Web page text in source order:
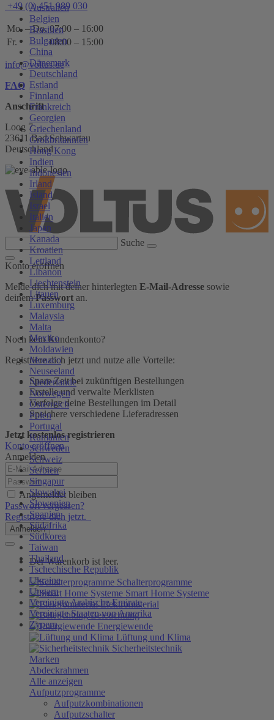
Australien
Belgien
Brasilien
Bulgarien
China
Dänemark
Deutschland
Estland
Finnland
Frankreich
Georgien
Griechenland
Großbritannien
Hong Kong
Indien
Indonesien
Irland
Island
Israel
Italien
Japan
Kanada
Kroatien
Lettland
Libanon
Liechtenstein
Litauen
Luxemburg
Malaysia
Malta
Mexiko
Moldawien
Monaco
Neuseeland
Niederlande
Norwegen
Österreich
Polen
Portugal
Rumänien
Schweden
Schweiz
Serbien
Singapur
Slowakei
Slowenien
Spanien
Südafrika
Südkorea
Taiwan
Thailand
Tschechische Republik
Ukraine
Ungarn
Vereinigte Arabische Emirate
Vereinigte Staaten von Amerika
Zypern
+49 (0) 451 989 030
Mo. – Do. 07:00 – 16:00
Fr.
08:00 – 15:00
info@voltus.de
FAQ
Anschrift
Loog 7
23611 Bad Schwartau
Deutschland
Suche
Konto eröffnen
Melde dich mit deiner hinterlegten E-Mail-Adresse sowie
deinemPasswort an.
Noch kein Kundenkonto?
Registriere dich jetzt und nutze alle Vorteile:
Spare Zeit bei zukünftigen Bestellungen
Erstelle und verwalte Merklisten
Verfolge deine Bestellungen im Detail
Speichere verschiedene Lieferadressen
Jetzt kostenlos registrieren
Konto eröffnen
Anmelden
Angemeldet bleiben
Passwort vergessen?
Registriere dich jetzt.
Anmelden
Der Warenkorb ist leer.
Schalterprogramme
Smart Home Systeme
Elektromaterial
Beleuchtung
Energiewende
Lüftung und Klima
Sicherheitstechnik
Marken
Abdeckrahmen
Alle anzeigen
Aufputzprogramme
Aufputzkombinationen
Aufputzschalter